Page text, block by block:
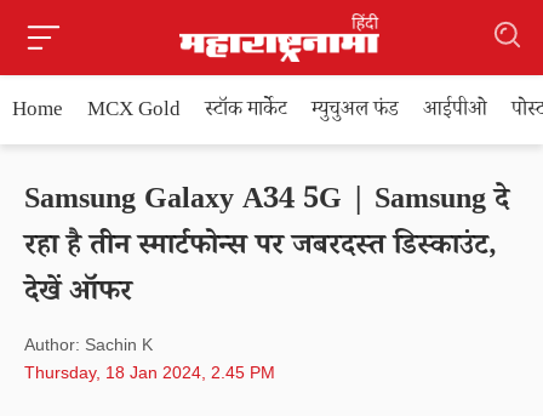
Home MCX Gold स्टॉक मार्केट म्युचुअल फंड आईपीओ
Samsung Galaxy A34 5G | Samsung दे
रहा है तीन स्मार्टफोन्स पर जबरदस्त डिस्काउंट,
देखें ऑफर
Author: Sachin K
Thursday, 18 Jan 2024, 2.45 PM